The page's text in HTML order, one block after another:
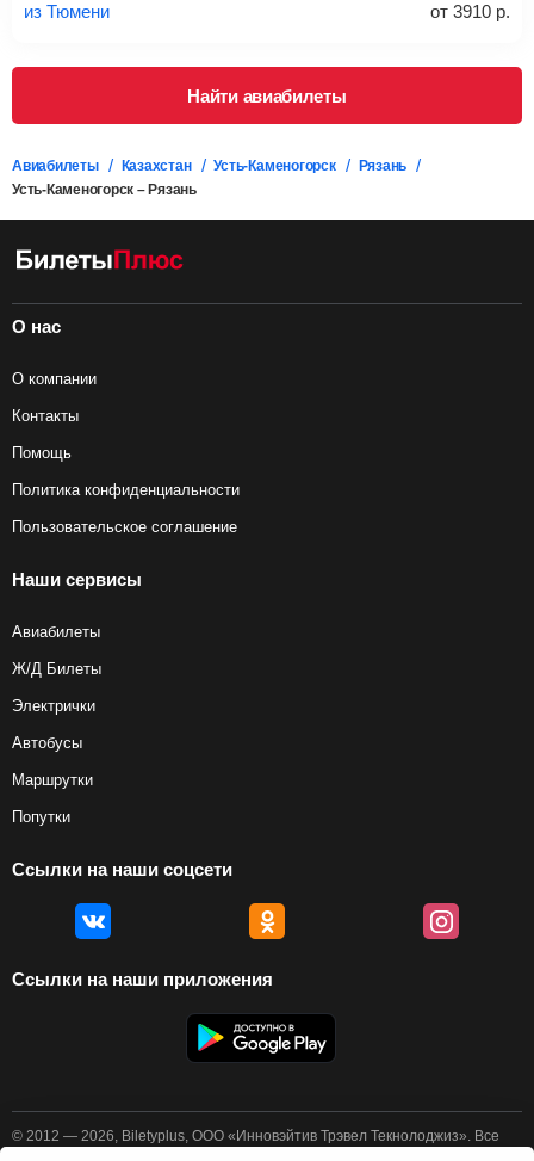
Подробная информация о перевозке багажа и его габаритах
из Тюмени
от 3910 р.
Найти авиабилеты
Авиабилеты Казахстан Усть-Каменогорск
Рязань
Усть-Каменогорск – Рязань
О нас
О компании
Контакты
Помощь
Политика конфиденциальности
Пользовательское соглашение
Наши сервисы
Авиабилеты
Ж/Д Билеты
Электрички
Автобусы
Маршрутки
Попутки
Ссылки на наши соцсети
Ссылки на наши приложения
© 2012 — 2026, Biletyplus, ООО «Инновэйтив Трэвел Текнолоджиз». Все